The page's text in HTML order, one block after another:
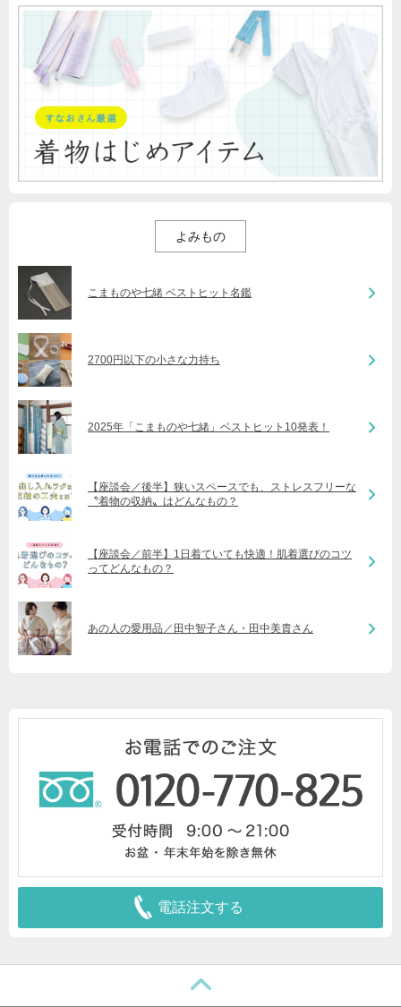
よみもの
こまものや七緒 ベストヒット名鑑
2700円以下の小さな力持ち
2025年「こまものや七緒」ベストヒット10発表！
【座談会／後半】狭いスペースでも、ストレスフリーな
〝着物の収納〟はどんなもの？
【座談会／前半】1日着ていても快適！肌着選びのコツ
ってどんなもの？
あの人の愛用品／田中智子さん・田中美貴さん
電話注文する